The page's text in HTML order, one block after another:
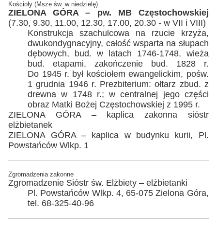
Kościoły (Msze św. w niedzielę)
ZIELONA GÓRA – pw. MB Częstochowskiej
(7.30, 9.30, 11.00, 12.30, 17.00, 20.30 - w VII i VIII)
Konstrukcja szachulcowa na rzucie krzyża,
dwukondygnacyjny, całość wsparta na słupach
dębowych, bud. w latach 1746-1748, wieża
bud. etapami, zakończenie bud. 1828 r.
Do 1945 r. był kościołem ewangelickim, pośw.
1 grudnia 1946 r. Prezbiterium: ołtarz zbud. z
drewna w 1748 r.; w centralnej jego części
obraz Matki Bożej Częstochowskiej z 1995 r.
ZIELONA GÓRA – kaplica zakonna sióstr
elżbietanek
ZIELONA GÓRA – kaplica w budynku kurii, Pl.
Powstańców Wlkp. 1
Zgromadzenia zakonne
Zgromadzenie Sióstr św. Elżbiety – elżbietanki
Pl. Powstańców Wlkp. 4, 65-075 Zielona Góra,
tel. 68-325-40-96